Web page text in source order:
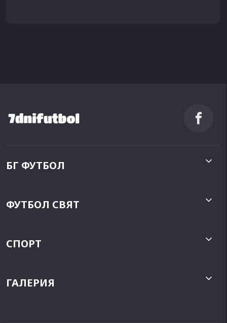
БГ ФУТБОЛ
ФУТБОЛ СВЯТ
СПОРТ
ГАЛЕРИЯ